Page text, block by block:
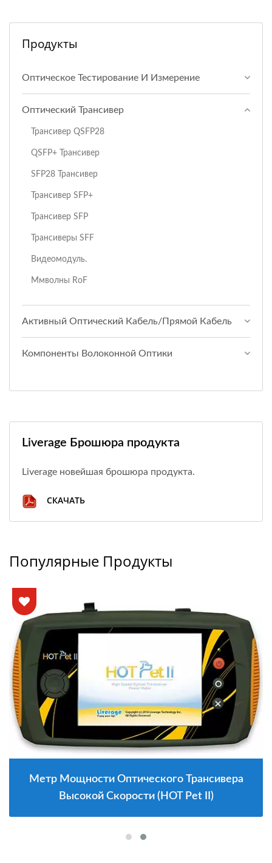
Продукты
Оптическое Тестирование И Измерение
Оптический Трансивер
Трансивер QSFP28
QSFP+ Трансивер
SFP28 Трансивер
Трансивер SFP+
Трансивер SFP
Трансиверы SFF
Видеомодуль.
Ммволны RoF
Активный Оптический Кабель/прямой Кабель
Компоненты Волоконной Оптики
Liverage Брошюра продукта
Liverage новейшая брошюра продукта.
СКАЧАТЬ
Популярные Продукты
Метр Мощности Оптического Трансивера
Высокой Скорости (HOT Pet II)